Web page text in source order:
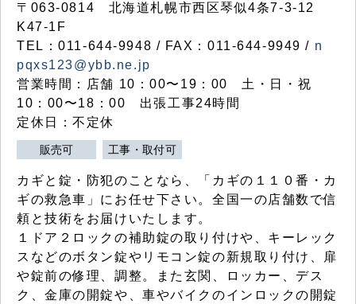
〒063-0814 北海道札幌市西区琴似4条7-3-12
K47-1F
TEL：011-644-9948 / FAX：011-644-9949 / n
pqxs123@ybb.ne.jp
営業時間：店舗 10：00〜19：00 土・日・祝
10：00〜18：00 出張工事24時間
定休日：不定休
販売可 工事・取付可
カギと錠・防犯のことなら、「カギの１１０番・カ
ギの救急車」にお任せ下さい。全国一の店舗数で信
頼と技術をお届けいたします。
１ドア２ロックの補助錠の取り付けや、キーレック
スなどのボタン錠やリモコン錠の新規取り付け、扉
や錠前の修理、調整。また玄関、ロッカー、デス
ク、金庫の開錠や、車やバイクのインロックの開錠